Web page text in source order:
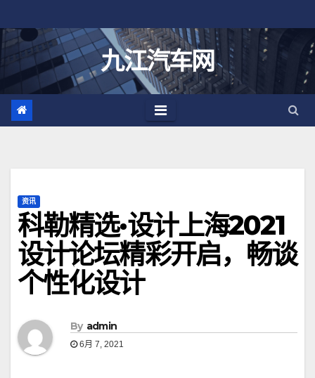
至
九江汽车网
资讯
科勒精选·设计上海2021
设计论坛精彩开启，畅谈
个性化设计
By admin
6月 7, 2021